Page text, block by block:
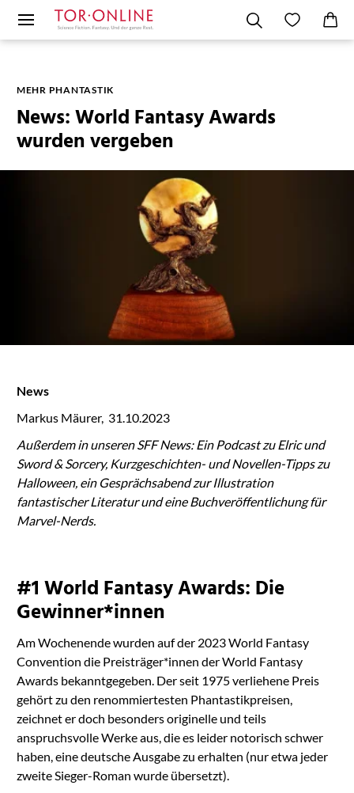
MEHR PHANTASTIK
News: World Fantasy Awards
wurden vergeben
News
Markus Mäurer, 31.10.2023
Außerdem in unseren SFF News: Ein Podcast zu Elric und
Sword & Sorcery, Kurzgeschichten- und Novellen-Tipps zu
Halloween, ein Gesprächsabend zur Illustration
fantastischer Literatur und eine Buchveröffentlichung für
Marvel-Nerds.
#1 World Fantasy Awards: Die
Gewinner*innen
Am Wochenende wurden auf der 2023 World Fantasy
Convention die Preisträger*innen der World Fantasy
Awards bekanntgegeben. Der seit 1975 verliehene Preis
gehört zu den renommiertesten Phantastikpreisen,
zeichnet er doch besonders originelle und teils
anspruchsvolle Werke aus, die es leider notorisch schwer
haben, eine deutsche Ausgabe zu erhalten (nur etwa jeder
zweite Sieger-Roman wurde übersetzt).